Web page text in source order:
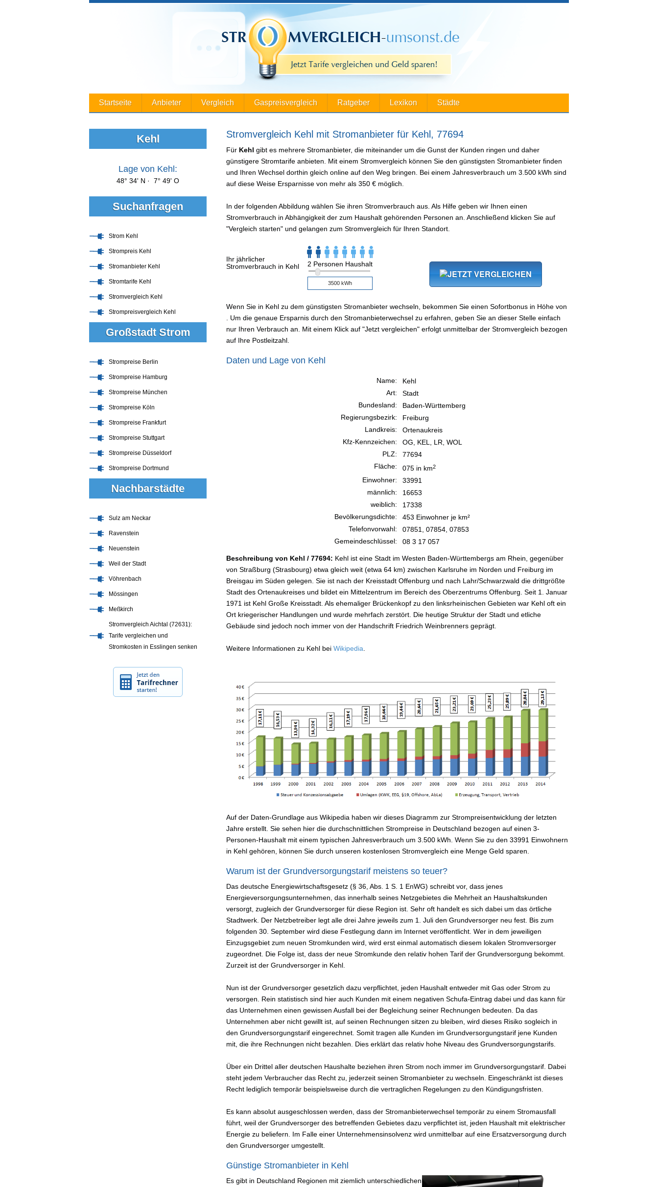
Startseite Anbieter Vergleich Gaspreisvergleich Ratgeber Lexikon Städte
Stromvergleich Kehl mit Stromanbieter für Kehl, 77694
Für Kehl gibt es mehrere Stromanbieter, die miteinander um die Gunst der Kunden ringen und daher
günstigere Stromtarife anbieten. Mit einem Stromvergleich können Sie den günstigsten Stromanbieter finden
und Ihren Wechsel dorthin gleich online auf den Weg bringen. Bei einem Jahresverbrauch um 3.500 kWh sind
auf diese Weise Ersparnisse von mehr als 350 € möglich.
In der folgenden Abbildung wählen Sie ihren Stromverbrauch aus. Als Hilfe geben wir Ihnen einen
Stromverbrauch in Abhängigkeit der zum Haushalt gehörenden Personen an. Anschließend klicken Sie auf
"Vergleich starten" und gelangen zum Stromvergleich für Ihren Standort.
Ihr jährlicher
Stromverbrauch in Kehl
2 Personen Haushalt
Wenn Sie in Kehl zu dem günstigsten Stromanbieter wechseln, bekommen Sie einen Sofortbonus in Höhe von
. Um die genaue Ersparnis durch den Stromanbieterwechsel zu erfahren, geben Sie an dieser Stelle einfach
nur Ihren Verbrauch an. Mit einem Klick auf "Jetzt vergleichen" erfolgt unmittelbar der Stromvergleich bezogen
auf Ihre Postleitzahl.
Daten und Lage von Kehl
Name:
Kehl
Art:
Stadt
Bundesland:
Baden-Württemberg
Regierungsbezirk:
Freiburg
Landkreis:
Ortenaukreis
Kfz-Kennzeichen:
OG, KEL, LR, WOL
PLZ:
77694
Fläche:
075 in km2
Einwohner:
33991
männlich:
16653
weiblich:
17338
Bevölkerungsdichte:
453 Einwohner je km²
Telefonvorwahl:
07851, 07854, 07853
Gemeindeschlüssel:
08 3 17 057
Beschreibung von Kehl / 77694: Kehl ist eine Stadt im Westen Baden-Württembergs am Rhein, gegenüber
von Straßburg (Strasbourg) etwa gleich weit (etwa 64 km) zwischen Karlsruhe im Norden und Freiburg im
Breisgau im Süden gelegen. Sie ist nach der Kreisstadt Offenburg und nach Lahr/Schwarzwald die drittgrößte
Stadt des Ortenaukreises und bildet ein Mittelzentrum im Bereich des Oberzentrums Offenburg. Seit 1. Januar
1971 ist Kehl Große Kreisstadt. Als ehemaliger Brückenkopf zu den linksrheinischen Gebieten war Kehl oft ein
Ort kriegerischer Handlungen und wurde mehrfach zerstört. Die heutige Struktur der Stadt und etliche
Gebäude sind jedoch noch immer von der Handschrift Friedrich Weinbrenners geprägt.
Weitere Informationen zu Kehl bei Wikipedia
Auf der Daten-Grundlage aus Wikipedia haben wir dieses Diagramm zur Strompreisentwicklung der letzten
Jahre erstellt. Sie sehen hier die durchschnittlichen Strompreise in Deutschland bezogen auf einen 3-
Personen-Haushalt mit einem typischen Jahresverbrauch um 3.500 kWh. Wenn Sie zu den 33991 Einwohnern
in Kehl gehören, können Sie durch unseren kostenlosen Stromvergleich eine Menge Geld sparen.
Warum ist der Grundversorgungstarif meistens so teuer?
Das deutsche Energiewirtschaftsgesetz (§ 36, Abs. 1 S. 1 EnWG) schreibt vor, dass jenes
Energieversorgungsunternehmen, das innerhalb seines Netzgebietes die Mehrheit an Haushaltskunden
versorgt, zugleich der Grundversorger für diese Region ist. Sehr oft handelt es sich dabei um das örtliche
Stadtwerk. Der Netzbetreiber legt alle drei Jahre jeweils zum 1. Juli den Grundversorger neu fest. Bis zum
folgenden 30. September wird diese Festlegung dann im Internet veröffentlicht. Wer in dem jeweiligen
Einzugsgebiet zum neuen Stromkunden wird, wird erst einmal automatisch diesem lokalen Stromversorger
zugeordnet. Die Folge ist, dass der neue Stromkunde den relativ hohen Tarif der Grundversorgung bekommt.
Zurzeit ist der Grundversorger in Kehl.
Nun ist der Grundversorger gesetzlich dazu verpflichtet, jeden Haushalt entweder mit Gas oder Strom zu
versorgen. Rein statistisch sind hier auch Kunden mit einem negativen Schufa-Eintrag dabei und das kann für
das Unternehmen einen gewissen Ausfall bei der Begleichung seiner Rechnungen bedeuten. Da das
Unternehmen aber nicht gewillt ist, auf seinen Rechnungen sitzen zu bleiben, wird dieses Risiko sogleich in
den Grundversorgungstarif eingerechnet. Somit tragen alle Kunden im Grundversorgungstarif jene Kunden
mit, die ihre Rechnungen nicht bezahlen. Dies erklärt das relativ hohe Niveau des Grundversorgungstarifs.
Über ein Drittel aller deutschen Haushalte beziehen ihren Strom noch immer im Grundversorgungstarif. Dabei
steht jedem Verbraucher das Recht zu, jederzeit seinen Stromanbieter zu wechseln. Eingeschränkt ist dieses
Recht lediglich temporär beispielsweise durch die vertraglichen Regelungen zu den Kündigungsfristen.
Es kann absolut ausgeschlossen werden, dass der Stromanbieterwechsel temporär zu einem Stromausfall
führt, weil der Grundversorger des betreffenden Gebietes dazu verpflichtet ist, jeden Haushalt mit elektrischer
Energie zu beliefern. Im Falle einer Unternehmensinsolvenz wird unmittelbar auf eine Ersatzversorgung durch
den Grundversorger umgestellt.
Günstige Stromanbieter in Kehl
Es gibt in Deutschland Regionen mit ziemlich unterschiedlichen
Kehl
Lage von Kehl:
48° 34' N · 7° 49' O
Suchanfragen
Strom Kehl
Strompreis Kehl
Stromanbieter Kehl
Stromtarife Kehl
Stromvergleich Kehl
Strompreisvergleich Kehl
Großstadt Strom
Strompreise Berlin
Strompreise Hamburg
Strompreise München
Strompreise Köln
Strompreise Frankfurt
Strompreise Stuttgart
Strompreise Düsseldorf
Strompreise Dortmund
Nachbarstädte
Sulz am Neckar
Ravenstein
Neuenstein
Weil der Stadt
Vöhrenbach
Mössingen
Meßkirch
Stromvergleich Aichtal (72631):
Tarife vergleichen und
Stromkosten in Esslingen senken